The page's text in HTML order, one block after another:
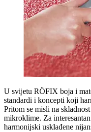
U svijetu RÖFIX boja i
standardi i koncepti koji
Pritom se misli na
mikroklime. Za
harmonijski usklađene